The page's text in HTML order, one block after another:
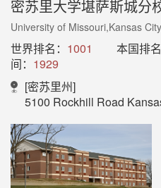
密苏里大学堪萨斯城分
University of Missouri,Kansas City
世界排名： 1001 本国排名
间： 1929
[密苏里州]
5100 Rockhill Road